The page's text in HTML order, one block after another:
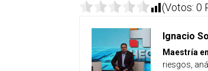
(Votos:0
Ignacio
Maestría
riesgos,